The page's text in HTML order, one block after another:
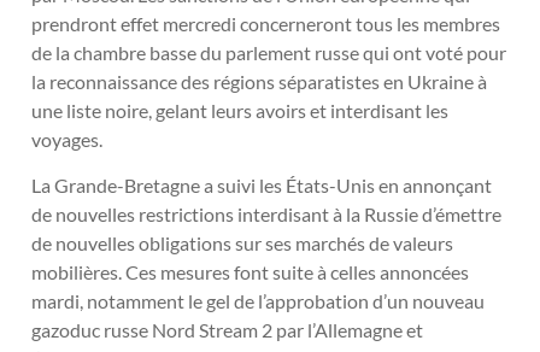
prendront effet mercredi concerneront tous les membres
de la chambre basse du parlement russe qui ont voté pour
la reconnaissance des régions séparatistes en Ukraine à
une liste noire, gelant leurs avoirs et interdisant les
voyages.
La Grande-Bretagne a suivi les États-Unis en annonçant
de nouvelles restrictions interdisant à la Russie d’émettre
de nouvelles obligations sur ses marchés de valeurs
mobilières. Ces mesures font suite à celles annoncées
mardi, notamment le gel de l’approbation d’un nouveau
gazoduc russe Nord Stream 2 par l’Allemagne et